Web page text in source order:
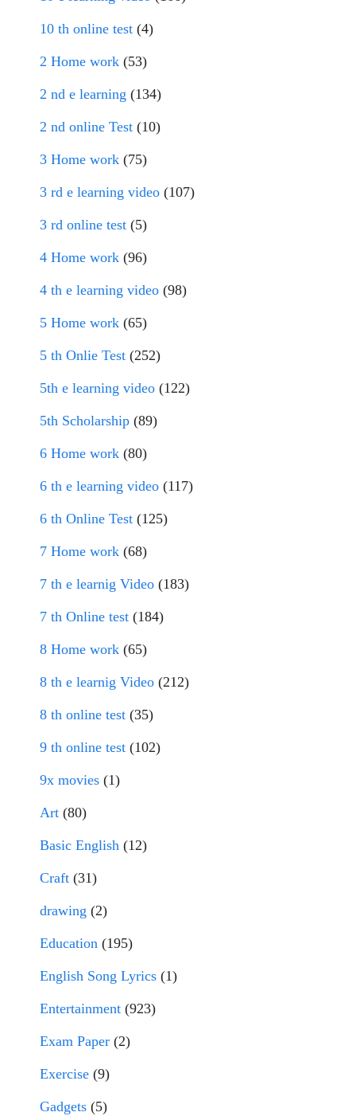
10 th online test (4)
2 Home work (53)
2 nd e learning (134)
2 nd online Test (10)
3 Home work (75)
3 rd e learning video (107)
3 rd online test (5)
4 Home work (96)
4 th e learning video (98)
5 Home work (65)
5 th Onlie Test (252)
5th e learning video (122)
5th Scholarship (89)
6 Home work (80)
6 th e learning video (117)
6 th Online Test (125)
7 Home work (68)
7 th e learnig Video (183)
7 th Online test (184)
8 Home work (65)
8 th e learnig Video (212)
8 th online test (35)
9 th online test (102)
9x movies (1)
Art (80)
Basic English (12)
Craft (31)
drawing (2)
Education (195)
English Song Lyrics (1)
Entertainment (923)
Exam Paper (2)
Exercise (9)
Gadgets (5)